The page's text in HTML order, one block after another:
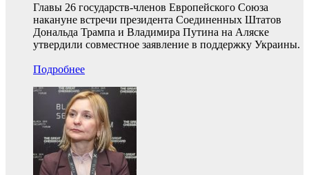
Главы 26 государств-членов Европейского Союза
накануне встречи президента Соединенных Штатов
Дональда Трампа и Владимира Путина на Аляске
утвердили совместное заявление в поддержку Украины.
Подробнее